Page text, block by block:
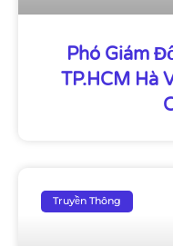
Phó Giám
TP.HCM Hà
Truyền Thông